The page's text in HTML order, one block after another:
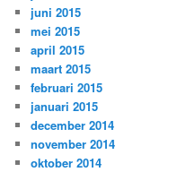
juni 2015
mei 2015
april 2015
maart 2015
februari 2015
januari 2015
december 2014
november 2014
oktober 2014